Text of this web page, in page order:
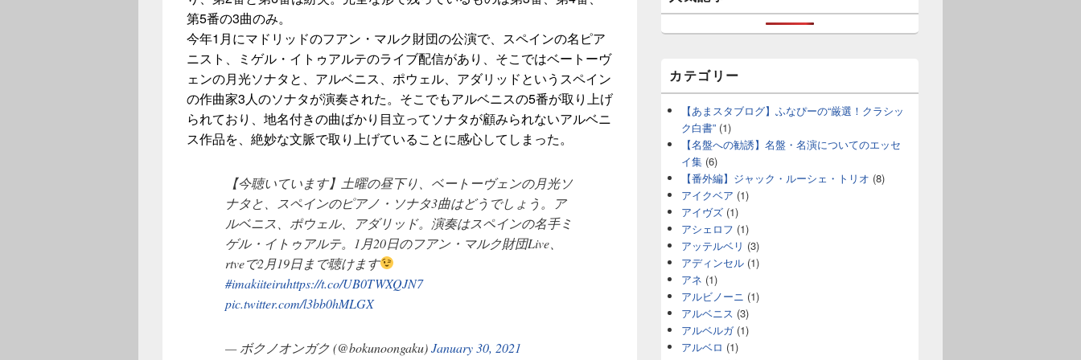
第5番の3曲のみ。
今年1月にマドリッドのフアン・マルク財団の公演で、スペインの名ピア
ニスト、ミゲル・イトゥアルテのライブ配信があり、そこではベートーヴ
ェンの月光ソナタと、アルベニス、ポウェル、アダリッドというスペイン
の作曲家3人のソナタが演奏された。そこでもアルベニスの5番が取り上げ
られており、地名付きの曲ばかり目立ってソナタが顧みられないアルベニ
ス作品を、絶妙な文脈で取り上げていることに感心してしまった。
【今聴いています】土曜の昼下り、ベートーヴェンの月光ソ
ナタと、スペインのピアノ・ソナタ3曲はどうでしょう。ア
ルベニス、ポウェル、アダリッド。演奏はスペインの名手ミ
ゲル・イトゥアルテ。1月20日のフアン・マルク財団Live、
rtveで2月19日まで聴けます
#imakiiteiruhttps://t.co/UB0TWXQJN7
pic.twitter.com/l3bb0hMLGX
— ボクノオンガク (@bokunoongaku)January 30, 2021
カテゴリー
【あまスタブログ】ふなぴーの“厳選！クラシッ
ク白書” (1)
【名盤への勧誘】名盤・名演についてのエッセ
イ集 (6)
【番外編】ジャック・ルーシェ・トリオ (8)
アイクベア (1)
アイヴズ (1)
アシェロフ (1)
アッテルベリ (3)
アディンセル (1)
アネ (1)
アルビノーニ (1)
アルベニス (3)
アルベルガ(1)
アルベロ (1)